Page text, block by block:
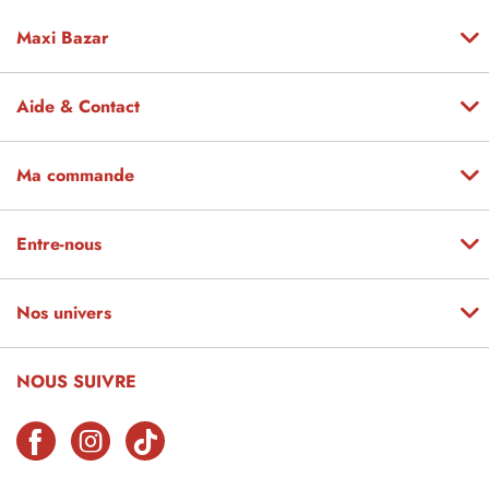
Maxi Bazar
Aide & Contact
Ma commande
Entre-nous
Nos univers
NOUS SUIVRE